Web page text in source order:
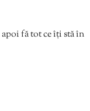
fă tot ce îți stă în